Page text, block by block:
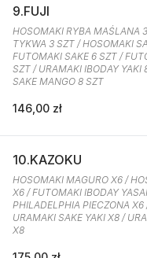
9.FUJI
HOSOMAKI RYBA MAŚLANA
TYKWA 3 SZT / HOSOMAKI
FUTOMAKI SAKE 6 SZT /
SZT / URAMAKI IBODAY YAKI
SAKE MANGO 8 SZT
146,00 zł
10.KAZOKU
HOSOMAKI MAGURO X6 /
X6 / FUTOMAKI IBODAY
PHILADELPHIA PIECZONA
URAMAKI SAKE YAKI X8 /
X8